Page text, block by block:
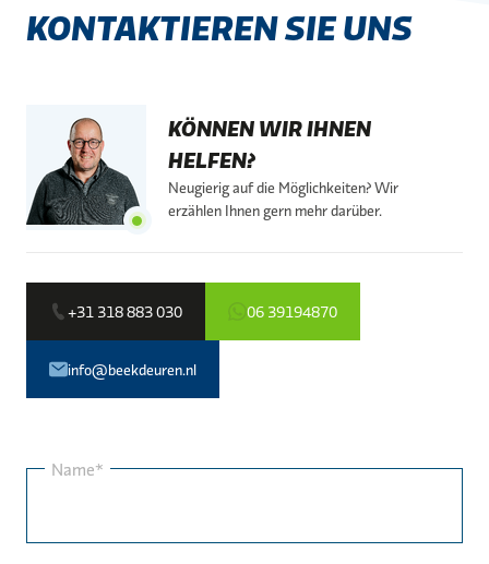
KONTAKTIEREN SIE UNS
KÖNNEN WIR IHNEN
HELFEN?
Neugierig auf die Möglichkeiten? Wir
erzählen Ihnen gern mehr darüber.
+31 318 883 030 06 39194870
info@beekdeuren.nl
Name*